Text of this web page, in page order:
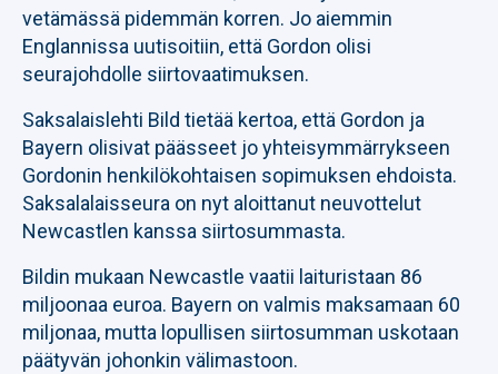
vetämässä pidemmän korren. Jo aiemmin
Englannissa uutisoitiin, että Gordon olisi
seurajohdolle siirtovaatimuksen.
Saksalaislehti Bild tietää kertoa, että Gordon ja
Bayern olisivat päässeet jo yhteisymmärrykseen
Gordonin henkilökohtaisen sopimuksen ehdoista.
Saksalalaisseura on nyt aloittanut neuvottelut
Newcastlen kanssa siirtosummasta.
Bildin mukaan Newcastle vaatii laituristaan 86
miljoonaa euroa. Bayern on valmis maksamaan 60
miljonaa, mutta lopullisen siirtosumman uskotaan
päätyvän johonkin välimastoon.